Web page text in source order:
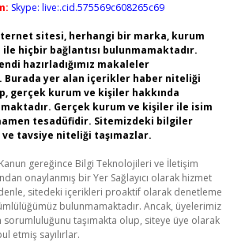
Skype: live:.cid.575569c608265c69
sitesi, herhangi bir marka, kurum
hiçbir bağlantısı bulunmamaktadır.
hazırladığımız makaleler
Burada yer alan içerikler haber niteliği
gerçek kurum ve kişiler hakkında
Gerçek kurum ve kişiler ile isim
tesadüfidir. Sitemizdeki bilgiler
tavsiye niteliği taşımazlar.
Kanun gereğince Bilgi Teknolojileri ve İletişim
onaylanmış bir Yer Sağlayıcı olarak hizmet
sitedeki içerikleri proaktif olarak denetleme
bulunmamaktadır. Ancak, üyelerimiz
sorumluluğunu taşımakta olup, siteye üye olarak
etmiş sayılırlar.